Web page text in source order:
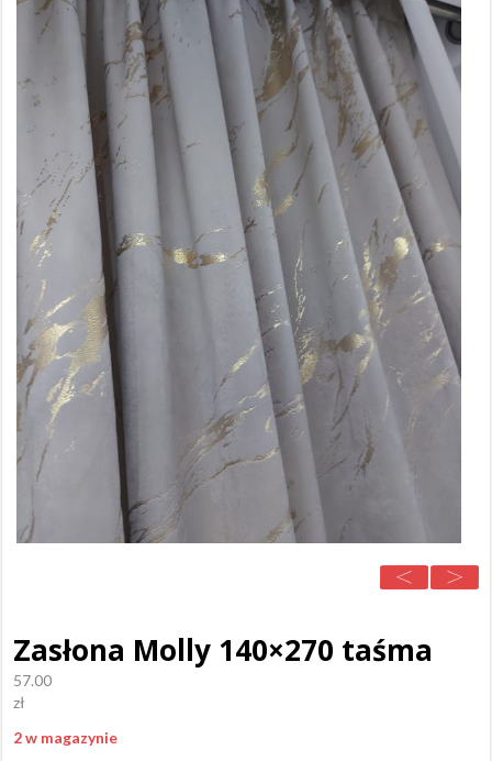
Zasłona Molly 140×270 taśma
57.00
zł
2 w magazynie